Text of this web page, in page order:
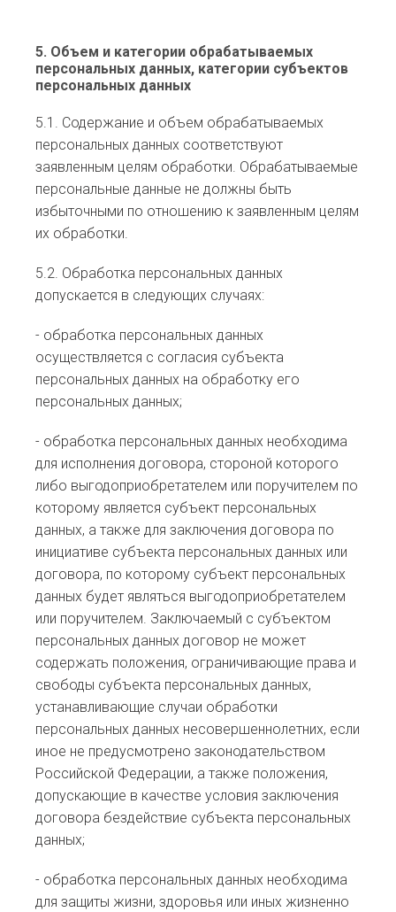
5. Объем и категории обрабатываемых
персональных данных, категории субъектов
персональных данных
5.1. Содержание и объем обрабатываемых
персональных данных соответствуют
заявленным целям обработки. Обрабатываемые
персональные данные не должны быть
избыточными по отношению к заявленным целям
их обработки.
5.2. Обработка персональных данных
допускается в следующих случаях:
- обработка персональных данных
осуществляется с согласия субъекта
персональных данных на обработку его
персональных данных;
- обработка персональных данных необходима
для исполнения договора, стороной которого
либо выгодоприобретателем или поручителем по
которому является субъект персональных
данных, а также для заключения договора по
инициативе субъекта персональных данных или
договора, по которому субъект персональных
данных будет являться выгодоприобретателем
или поручителем. Заключаемый с субъектом
персональных данных договор не может
содержать положения, ограничивающие права и
свободы субъекта персональных данных,
устанавливающие случаи обработки
персональных данных несовершеннолетних, если
иное не предусмотрено законодательством
Российской Федерации, а также положения,
допускающие в качестве условия заключения
договора бездействие субъекта персональных
данных;
- обработка персональных данных необходима
для защиты жизни, здоровья или иных жизненно